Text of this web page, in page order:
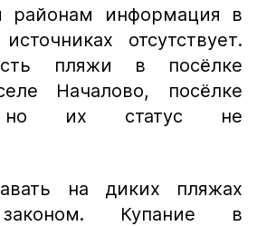
районам информация в
отсутствует.
пляжи в посёлке
Началово, посёлке
но их статус не
на диких пляжах
Купание в